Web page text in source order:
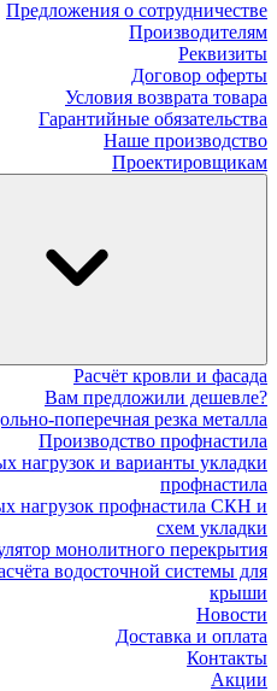
Предложения о сотрудничестве
Производителям
Реквизиты
Договор оферты
Условия возврата товара
Гарантийные обязательства
Наше производство
Проектировщикам
Расчёт кровли и фасада
Вам предложили дешевле?
поперечная резка металла
Производство профнастила
нагрузок и варианты укладки
профнастила
нагрузок профнастила СКН и
схем укладки
монолитного перекрытия
водосточной системы для
крыши
Новости
Доставка и оплата
Контакты
Акции